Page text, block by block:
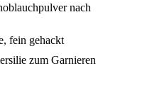
nach
fein gehackt
zum Garnieren